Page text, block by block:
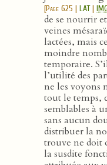
[Page 625 | LAT| IMG
de se nourrir
veines
lactées, mais
moindre
temporaire.
l’utilité des
ne les voyons
tout le temps,
semblables à
sans aucun
distribuer la
trouve ne doit
la susdite